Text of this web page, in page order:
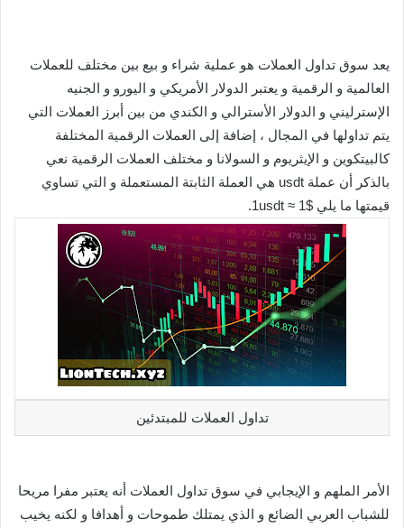
يعد سوق تداول العملات هو عملية شراء و بيع بين مختلف للعملات
العالمية و الرقمية و يعتبر الدولار الأمريكي و اليورو و الجنيه
الإسترليني و الدولار الأسترالي و الكندي من بين أبرز العملات التي
يتم تداولها في المجال ، إضافة إلى العملات الرقمية المختلفة
كالبيتكوين و الإيثريوم و السولانا و مختلف العملات الرقمية نعي
بالذكر أن عملة usdt هي العملة الثابتة المستعملة و التي تساوي
قيمتها ما يلي 1usdt ≈ 1$.
تداول العملات للمبتدئين
الأمر الملهم و الإيجابي في سوق تداول العملات أنه يعتبر مفرا مريحا
للشباب العربي الضائع و الذي يمتلك طموحات و أهدافا و لكنه يخيب